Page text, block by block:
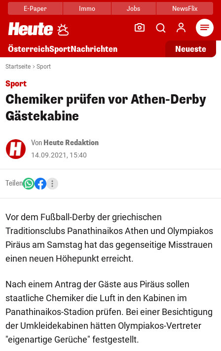
E-Paper Immo Jobs NewsFlix
ÖsterreichSportNachrichten Neueste
Startseite Sport
Sport
Chemiker prüfen vor Athen-Derby
Gästekabine
Von Heute Redaktion
14.09.2021, 15:40
Teilen
Vor dem Fußball-Derby der griechischen
Traditionsclubs Panathinaikos Athen und Olympiakos
Piräus am Samstag hat das gegenseitige Misstrauen
einen neuen Höhepunkt erreicht.
Nach einem Antrag der Gäste aus Piräus sollen
staatliche Chemiker die Luft in den Kabinen im
Panathinaikos-Stadion prüfen. Bei einer Besichtigung
der Umkleidekabinen hätten Olympiakos-Vertreter
"eigenartige Gerüche" festgestellt.